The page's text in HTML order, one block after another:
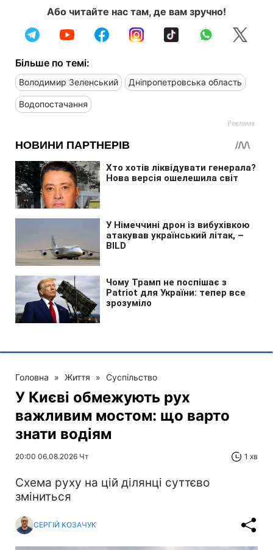
Або читайте нас там, де вам зручно!
Більше по темі:
Володимир Зеленський Дніпропетровська область
Водопостачання
Головна » Життя » Суспільство
У Києві обмежують рух
важливим мостом: що варто
знати водіям
20:00 06.08.2026 Чт 1 хв
Схема руху на цій ділянці суттєво
зміниться
СЕРГІЙ КОЗАЧУК